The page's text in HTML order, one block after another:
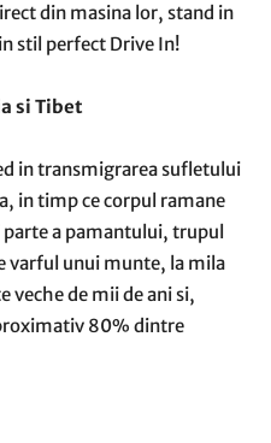
din masina lor, stand in
stil perfect Drive In!
si Tibet
in transmigrarea sufletului
in timp ce corpul ramane
parte a pamantului, trupul
varful unui munte, la mila
veche de mii de ani si,
80% dintre